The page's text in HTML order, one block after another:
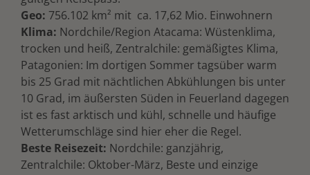
Geo: 756.102 km² mit ca. 17,62 Mio. Einwohnern
Klima: Nordchile/Region Atacama: Wüstenklima,
trocken und heiß, Zentralchile: gemäßigtes Klima,
Patagonien: Im dortigen Sommer tagsüber warm
bis 25 Grad mit nächtlichen Abkühlungen bis unter
10 Grad, im äußersten Süden in Feuerland dagegen
ist es fast arktisch und kühl, schnelle und häufige
Wetterumschläge sind hier eher die Regel.
Beste Reisezeit: Nordchile: ganzjährig,
Zentralchile: Oktober-März, Beste und einzige